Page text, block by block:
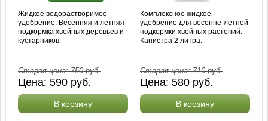
Жидкое водорастворимое
удобрение. Весенняя и летняя
подкормка хвойных деревьев и
кустарников.
Старая цена:750руб.
Цена:590 руб.
В корзину
Комплексное жидкое
удобрение для весенне-летней
подкормки хвойных растений.
Канистра 2 литра.
Старая цена:710руб.
Цена: 580 руб.
В корзину